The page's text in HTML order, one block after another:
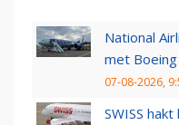
National
met
07-08-2026,
SWISS